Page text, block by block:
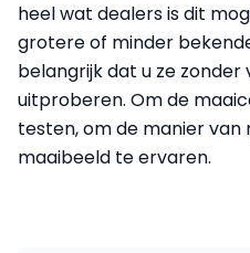
heel wat dealers is dit
grotere of minder
belangrijk dat u ze
uitproberen. Om de
testen, om de manier
maaibeeld te ervaren.